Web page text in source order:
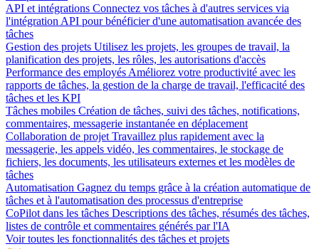
API et intégrations Connectez vos tâches à d'autres services via
l'intégration API pour bénéficier d'une automatisation avancée des
tâches
Gestion des projets Utilisez les projets, les groupes de travail, la
planification des projets, les rôles, les autorisations d'accès
Performance des employés Améliorez votre productivité avec les
rapports de tâches, la gestion de la charge de travail, l'efficacité des
tâches et les KPI
Tâches mobiles Création de tâches, suivi des tâches, notifications,
commentaires, messagerie instantanée en déplacement
Collaboration de projet Travaillez plus rapidement avec la
messagerie, les appels vidéo, les commentaires, le stockage de
fichiers, les documents, les utilisateurs externes et les modèles de
tâches
Automatisation Gagnez du temps grâce à la création automatique de
tâches et à l'automatisation des processus d'entreprise
CoPilot dans les tâches Descriptions des tâches, résumés des tâches,
listes de contrôle et commentaires générés par l'IA
Voir toutes les fonctionnalités des tâches et projets